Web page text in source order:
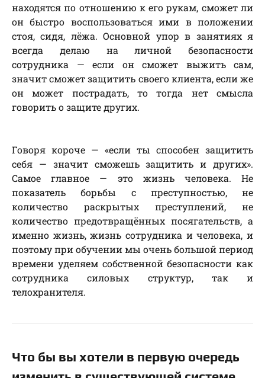
находятся по отношению к его рукам, сможет ли
он быстро воспользоваться ими в положении
стоя, сидя, лёжа. Основной упор в занятиях я
всегда делаю на личной безопасности
сотрудника — если он сможет выжить сам,
значит сможет защитить своего клиента, если же
он может пострадать, то тогда нет смысла
говорить о защите других.
Говоря короче — «если ты способен защитить
себя — значит сможешь защитить и других».
Самое главное — это жизнь человека. Не
показатель борьбы с преступностью, не
количество раскрытых преступлений, не
количество предотвращённых посягательств, а
именно жизнь, жизнь сотрудника и человека, и
поэтому при обучении мы очень большой период
времени уделяем собственной безопасности как
сотрудника силовых структур, так и
телохранителя.
Что бы вы хотели в первую очередь